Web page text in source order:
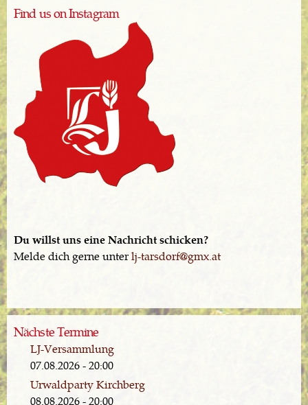
Find us on Instagram
Du willst uns eine Nachricht schicken?
Melde dich gerne unterlj-tarsdorf@gmx.at
Nächste Termine
LJ-Versammlung
07.08.2026 - 20:00
Urwaldparty Kirchberg
08.08.2026 - 20:00